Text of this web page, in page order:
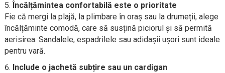
Încălțămintea confortabilă este o prioritate
Fie că mergi la plajă, la plimbare în oraș sau la drumeții, alege
încălțăminte comodă, care să susțină piciorul și să permită
aerisirea. Sandalele, espadrilele sau adidașii ușori sunt ideale
pentru vară.
Include o jachetă subțire sau un cardigan